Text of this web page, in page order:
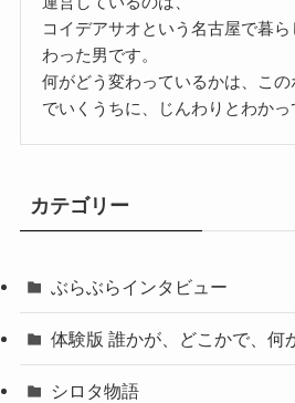
コイデアサオという名古屋で暮
わった男です。
何がどう変わっているかは、こ
でいくうちに、じんわりとわかっ
カテゴリー
ぶらぶらインタビュー
体験版 誰かが、どこかで、何
シロタ物語